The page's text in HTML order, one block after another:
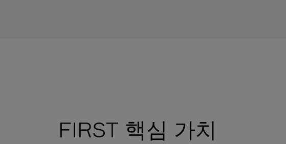
FIRST 핵심 가치